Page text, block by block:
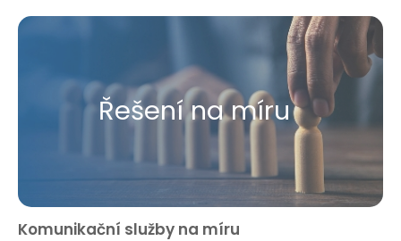
Řešení na míru
Komunikační služby na míru